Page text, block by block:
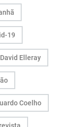
19
David Elleray
Coelho